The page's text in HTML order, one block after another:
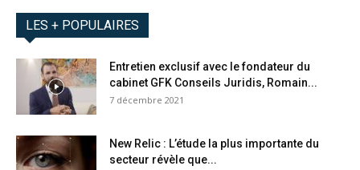
LES + POPULAIRES
Entretien exclusif avec le fondateur du
cabinet GFK Conseils Juridis, Romain...
7 décembre 2021
New Relic : L’étude la plus importante du
secteur révèle que...